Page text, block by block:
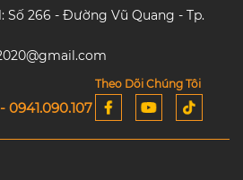
Số 266 - Đường Vũ Quang - Tp.
0941.090.107
Theo Dõi Chúng Tôi